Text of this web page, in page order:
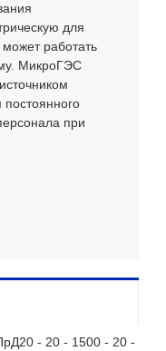
для
работать
МикроГЭС
при
- 20 - 1500 - 20 -